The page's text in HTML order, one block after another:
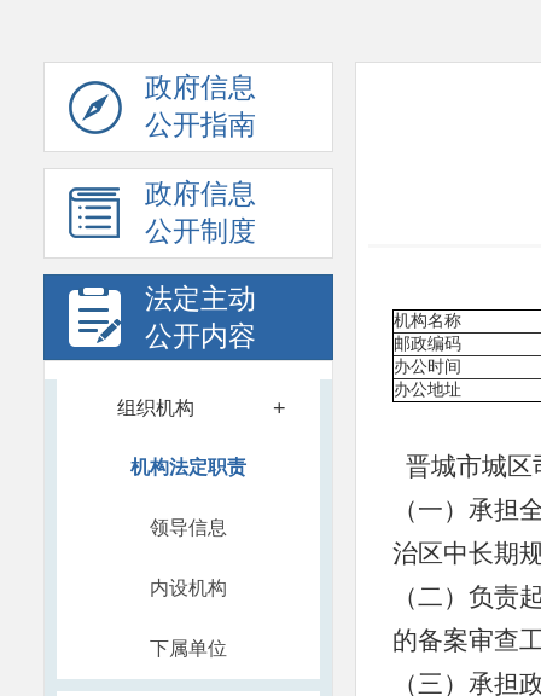
政府信息
公开指南
政府信息
公开制度
法定主动
公开内容
组织机构 +
机构法定职责
领导信息
内设机构
下属单位
机构名称
邮政编码
办公时间
办公地址
晋城市城
（一）承担
治区中长期
（二）负责
的备案审查
（三）承担